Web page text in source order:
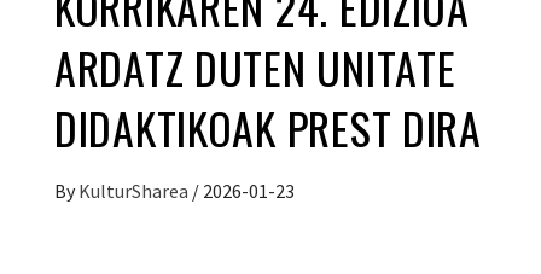
ARDATZ DUTEN UNITATE
DIDAKTIKOAK PREST DIRA
By KulturSharea / 2026-01-23